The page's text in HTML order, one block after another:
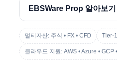
EBSWare Prop 알아보기
멀티자산: 주식 • FX • CFD Tier-
클라우드 지원: AWS • Azure • GCP